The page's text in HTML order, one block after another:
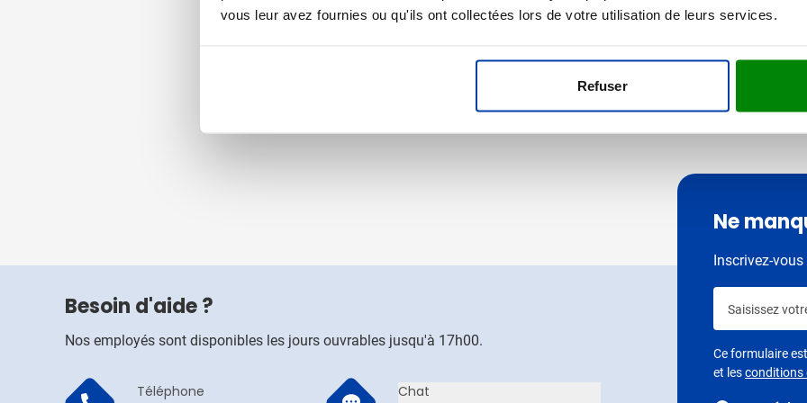
vous leur avez fournies ou qu'ils ont collectées lors de votre utilisation de leurs services.
Refuser
Voir le produit
Besoin d'aide ?
Nos employés sont disponibles les jours ouvrables jusqu'à 17h00.
Téléphone Chat
Ne
Inscrivez-
Ce formulaire
et lesconditions